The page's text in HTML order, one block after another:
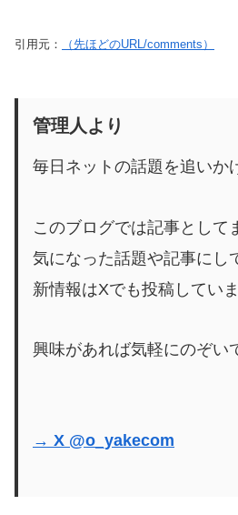
引用元： （先ほどのURL/comments）
管理人より
毎日ネットの話題を追いか
このブログでは記事として
気になった話題や記事にし
新情報はXでも投稿していま
興味があれば気軽にのぞい
→ X @o_yakecom